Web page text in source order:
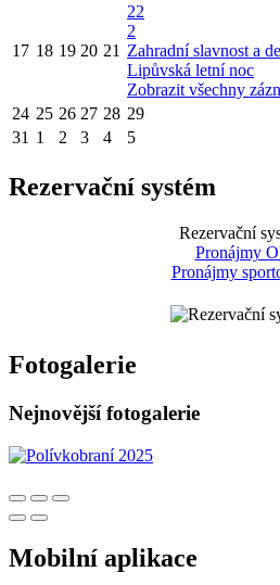
17 18 19 20 21
22
2
Zahradní slavnost a
Lipůvská letní noc
Zobrazit všechny
24 25 26 27 28 29
31 1 2 3 4 5
Rezervační systém
Rezervační
Pronájmy
Pronájmy
Fotogalerie
Nejnovější fotogalerie
Mobilní aplikace